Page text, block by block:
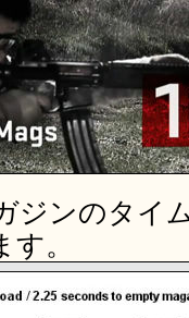
ジンのタイ
。